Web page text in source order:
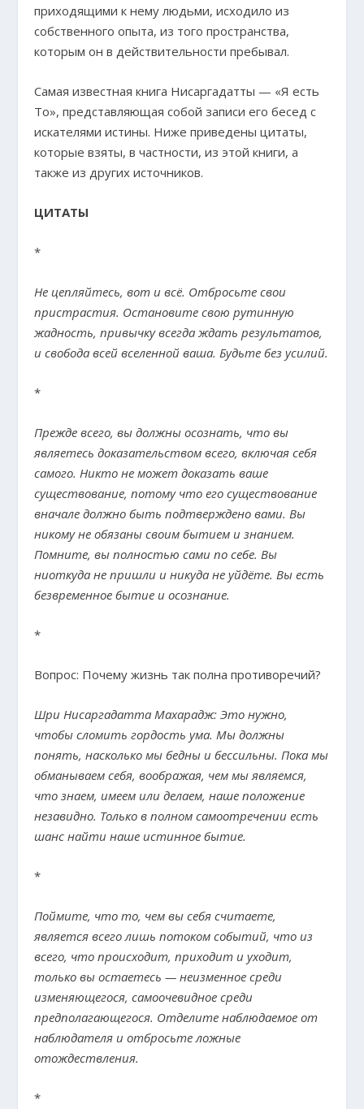
приходящими к нему людьми, исходило из
собственного опыта, из того пространства,
которым он в действительности пребывал.
Самая известная книга Нисаргадатты — «Я есть
То», представляющая собой записи его бесед с
искателями истины. Ниже приведены цитаты,
которые взяты, в частности, из этой книги, а
также из других источников.
ЦИТАТЫ
*
Не цепляйтесь, вот и всё. Отбросьте свои
пристрастия. Остановите свою рутинную
жадность, привычку всегда ждать результатов,
и свобода всей вселенной ваша. Будьте без усилий.
*
Прежде всего, вы должны осознать, что вы
являетесь доказательством всего, включая себя
самого. Никто не может доказать ваше
существование, потому что его существование
вначале должно быть подтверждено вами. Вы
никому не обязаны своим бытием и знанием.
Помните, вы полностью сами по себе. Вы
ниоткуда не пришли и никуда не уйдёте. Вы есть
безвременное бытие и осознание.
*
Вопрос: Почему жизнь так полна противоречий?
Шри Нисаргадатта Махарадж: Это нужно,
чтобы сломить гордость ума. Мы должны
понять, насколько мы бедны и бессильны. Пока мы
обманываем себя, воображая, чем мы являемся,
что знаем, имеем или делаем, наше положение
незавидно. Только в полном самоотречении есть
шанс найти наше истинное бытие.
*
Поймите, что то, чем вы себя считаете,
является всего лишь потоком событий, что из
всего, что происходит, приходит и уходит,
только вы остаетесь — неизменное среди
изменяющегося, самоочевидное среди
предполагающегося. Отделите наблюдаемое от
наблюдателя и отбросьте ложные
отождествления.
*